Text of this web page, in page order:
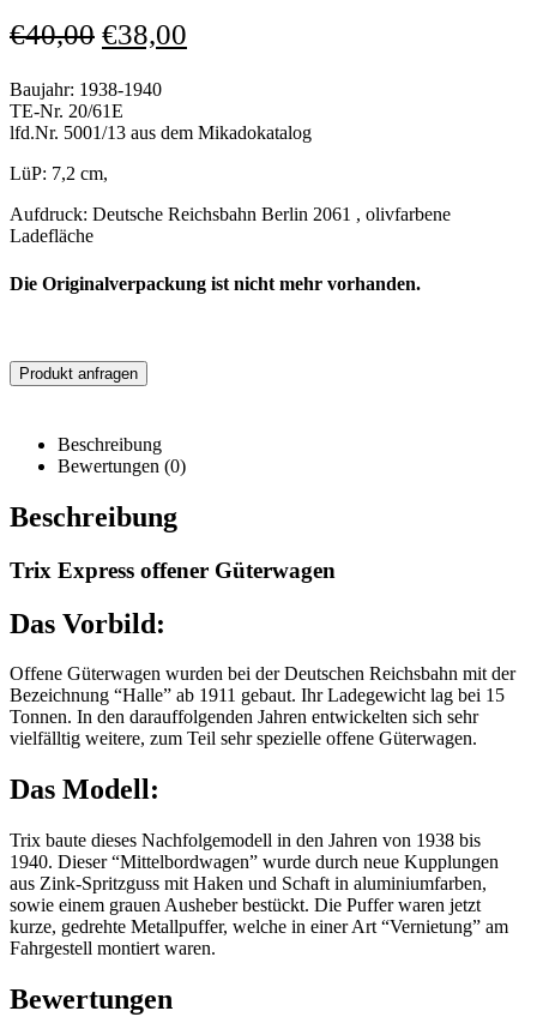
€40,00 €38,00
Baujahr: 1938-1940
TE-Nr. 20/61E
lfd.Nr. 5001/13 aus dem Mikadokatalog
LüP: 7,2 cm,
Aufdruck: Deutsche Reichsbahn Berlin 2061 , olivfarbene
Ladefläche
Die Originalverpackung ist nicht mehr vorhanden.
Produkt anfragen
Beschreibung
Bewertungen (0)
Beschreibung
Trix Express offener Güterwagen
Das Vorbild:
Offene Güterwagen wurden bei der Deutschen Reichsbahn mit der
Bezeichnung “Halle” ab 1911 gebaut. Ihr Ladegewicht lag bei 15
Tonnen. In den darauffolgenden Jahren entwickelten sich sehr
vielfälltig weitere, zum Teil sehr spezielle offene Güterwagen.
Das Modell:
Trix baute dieses Nachfolgemodell in den Jahren von 1938 bis
1940. Dieser “Mittelbordwagen” wurde durch neue Kupplungen
aus Zink-Spritzguss mit Haken und Schaft in aluminiumfarben,
sowie einem grauen Ausheber bestückt. Die Puffer waren jetzt
kurze, gedrehte Metallpuffer, welche in einer Art “Vernietung” am
Fahrgestell montiert waren.
Bewertungen